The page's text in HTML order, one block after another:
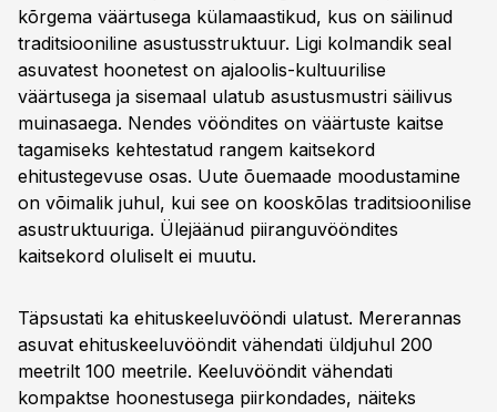
kõrgema väärtusega külamaastikud, kus on säilinud
traditsiooniline asustusstruktuur. Ligi kolmandik seal
asuvatest hoonetest on ajaloolis-kultuurilise
väärtusega ja sisemaal ulatub asustusmustri säilivus
muinasaega. Nendes vööndites on väärtuste kaitse
tagamiseks kehtestatud rangem kaitsekord
ehitustegevuse osas. Uute õuemaade moodustamine
on võimalik juhul, kui see on kooskõlas traditsioonilise
asustruktuuriga. Ülejäänud piiranguvööndites
kaitsekord oluliselt ei muutu.
Täpsustati ka ehituskeeluvööndi ulatust. Mererannas
asuvat ehituskeeluvööndit vähendati üldjuhul 200
meetrilt 100 meetrile. Keeluvööndit vähendati
kompaktse hoonestusega piirkondades, näiteks